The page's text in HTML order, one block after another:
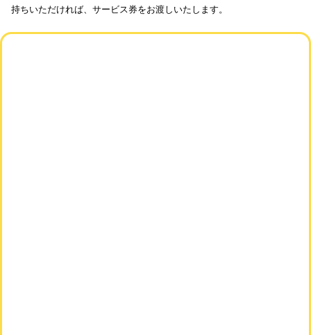
持ちいただければ、サービス券をお渡しいたします。